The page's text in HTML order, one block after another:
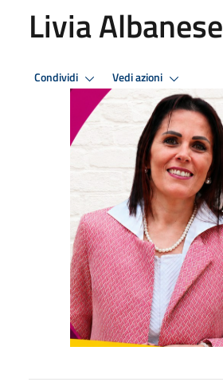
Livia Albanese
Condividi Vedi azioni